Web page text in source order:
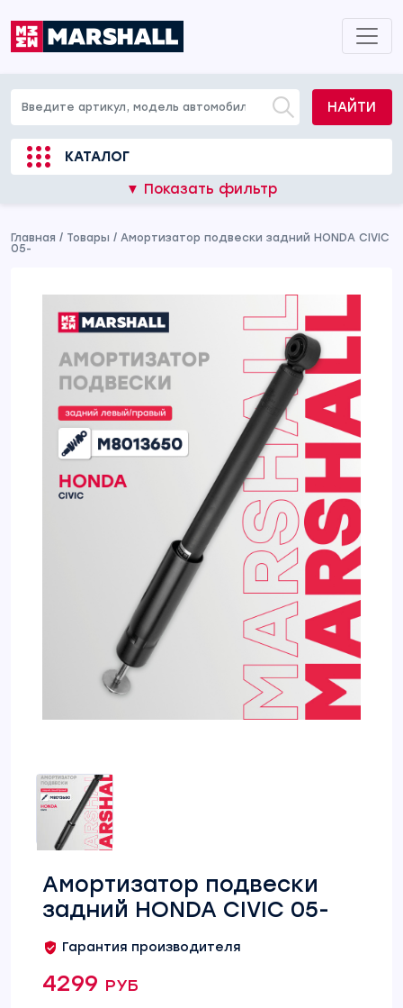
НАЙТИ
КАТАЛОГ
▼ Показать фильтр
Главная / Товары / Амортизатор подвески задний HONDA CIVIC
05-
Амортизатор подвески
задний HONDA CIVIC 05-
Гарантия производителя
4299 руб